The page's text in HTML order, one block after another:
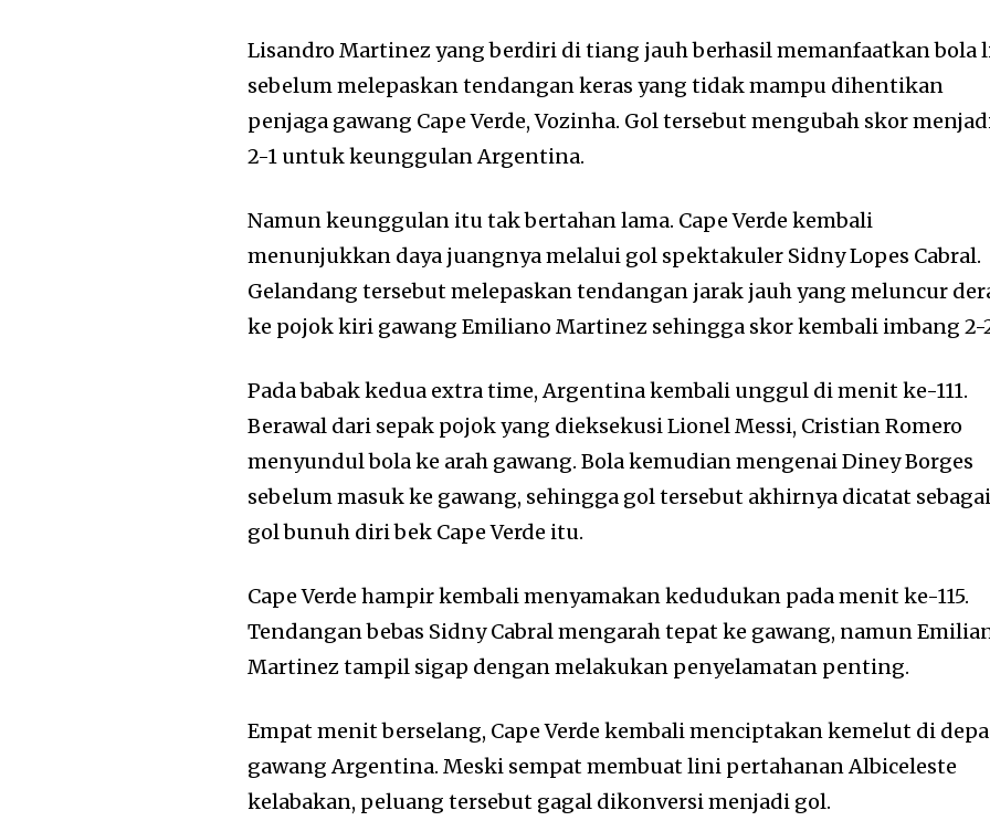
Lisandro Martinez yang berdiri di tiang jauh berhasil memanfaatkan bola
sebelum melepaskan tendangan keras yang tidak mampu dihentikan
penjaga gawang Cape Verde, Vozinha. Gol tersebut mengubah skor
2-1 untuk keunggulan Argentina.
Namun keunggulan itu tak bertahan lama. Cape Verde kembali
menunjukkan daya juangnya melalui gol spektakuler Sidny Lopes Cabral.
Gelandang tersebut melepaskan tendangan jarak jauh yang meluncur
ke pojok kiri gawang Emiliano Martinez sehingga skor kembali imbang 2-
Pada babak kedua extra time, Argentina kembali unggul di menit ke-111.
Berawal dari sepak pojok yang dieksekusi Lionel Messi, Cristian Romero
menyundul bola ke arah gawang. Bola kemudian mengenai Diney Borges
sebelum masuk ke gawang, sehingga gol tersebut akhirnya dicatat
gol bunuh diri bek Cape Verde itu.
Cape Verde hampir kembali menyamakan kedudukan pada menit ke-115.
Tendangan bebas Sidny Cabral mengarah tepat ke gawang, namun
Martinez tampil sigap dengan melakukan penyelamatan penting.
Empat menit berselang, Cape Verde kembali menciptakan kemelut di
gawang Argentina. Meski sempat membuat lini pertahanan Albiceleste
kelabakan, peluang tersebut gagal dikonversi menjadi gol.